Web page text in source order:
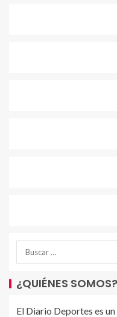
¿QUIÉNES SOMOS?
El Diario Deportes es